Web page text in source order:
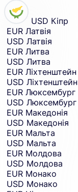
USD Кіпр
EUR Латвія
USD Латвія
EUR Литва
USD Литва
EUR Ліхтенштейн
USD Ліхтенштейн
EUR Люксембург
USD Люксембург
EUR Македонія
USD Македонія
EUR Мальта
USD Мальта
EUR Молдова
USD Молдова
EUR Монако
USD Монако